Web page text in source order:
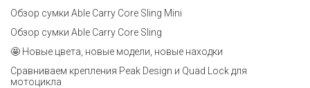
Обзор сумки Able Carry Core Sling Mini
Обзор сумки Able Carry Core Sling
🤩 Новые цвета, новые модели, новые находки
Сравниваем крепления Peak Design и Quad Lock для
мотоцикла